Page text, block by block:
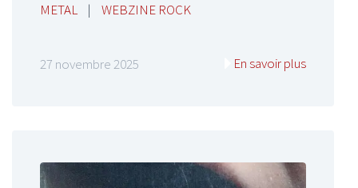
METAL
| WEBZINE ROCK
27 novembre 2025 En savoir plus